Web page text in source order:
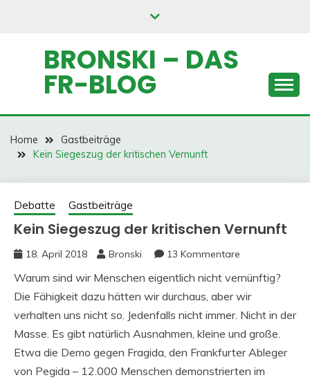
BRONSKI – DAS
FR-BLOG
Home
Gastbeiträge
Kein Siegeszug der kritischen Vernunft
Debatte Gastbeiträge
Kein Siegeszug der kritischen Vernunft
18. April 2018 Bronski 13 Kommentare
Warum sind wir Menschen eigentlich nicht vernünftig?
Die Fähigkeit dazu hätten wir durchaus, aber wir
verhalten uns nicht so. Jedenfalls nicht immer. Nicht in der
Masse. Es gibt natürlich Ausnahmen, kleine und große.
Etwa die Demo gegen Fragida, den Frankfurter Ableger
von Pegida – 12.000 Menschen demonstrierten im